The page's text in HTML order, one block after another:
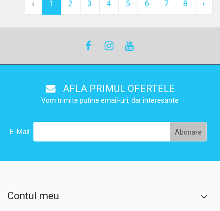
‹ 1 2 3 4 5 6 7 8 ›
AFLA PRIMUL OFERTELE
Vom trimite putine email-uri, dar interesante
E-Mail:
Contul meu